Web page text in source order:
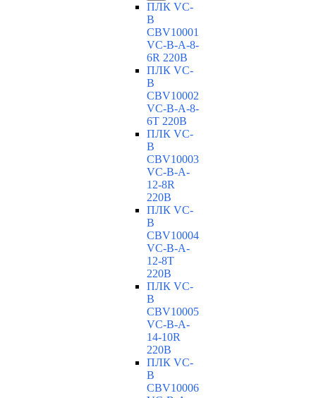
ПЛК VC-
B
CBV10001
VC-В-A-8-
6R 220В
ПЛК VC-
B
CBV10002
VC-В-A-8-
6T 220В
ПЛК VC-
B
CBV10003
VC-В-A-
12-8R
220В
ПЛК VC-
B
CBV10004
VC-В-A-
12-8T
220В
ПЛК VC-
B
CBV10005
VC-В-A-
14-10R
220В
ПЛК VC-
B
CBV10006